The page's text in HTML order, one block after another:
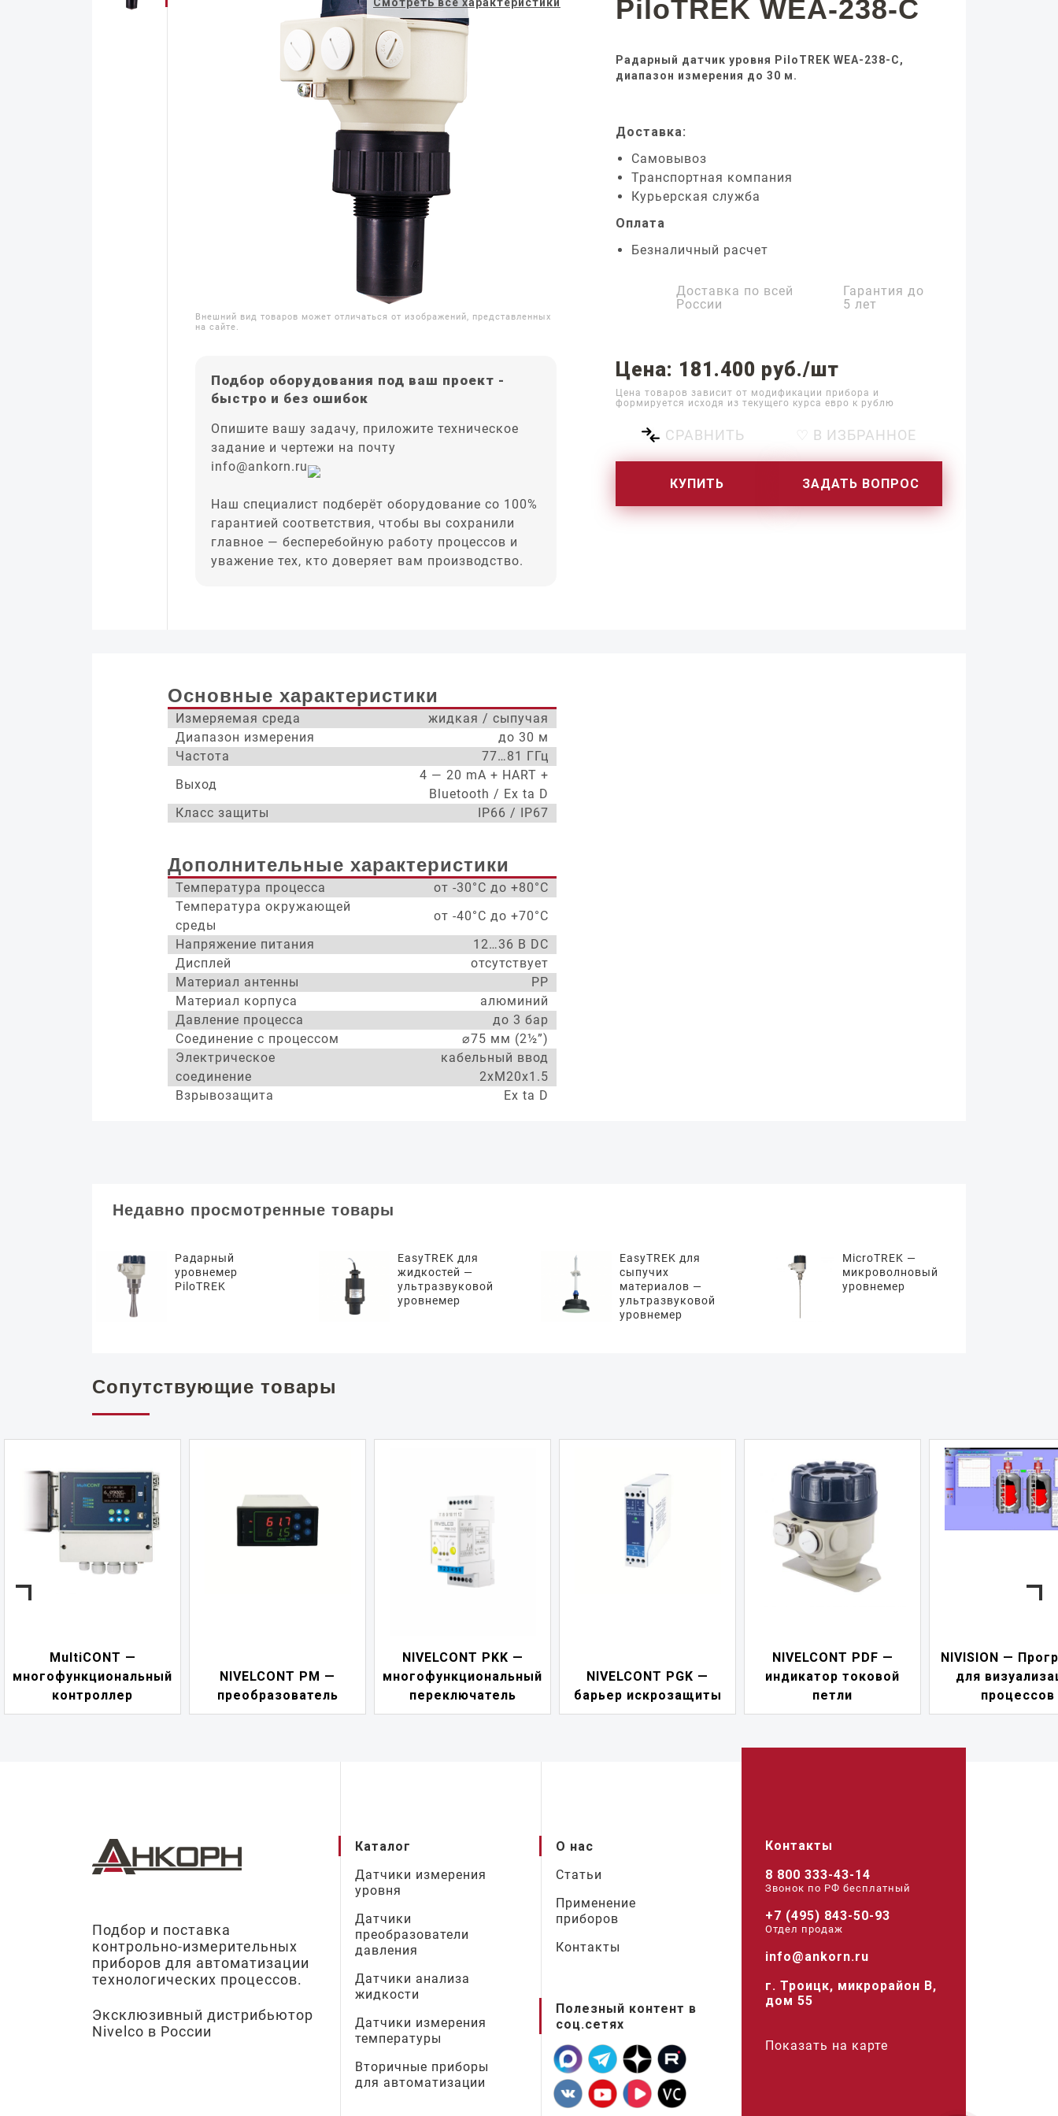
Внешний вид товаров может отличаться от изображений, представленных
на сайте.
Подбор оборудования под ваш проект -
быстро и без ошибок
Опишите вашу задачу, приложите техническое
задание и чертежи на почту
info@ankorn.ru
Наш специалист подберёт оборудование со 100%
гарантией соответствия, чтобы вы сохранили
главное — бесперебойную работу процессов и
уважение тех, кто доверяет вам производство.
PiloTREK WEA-238-C
Радарный датчик уровня PiloTREK WEA-238-C,
диапазон измерения до 30 м.
Доставка:
Самовывоз
Транспортная компания
Курьерская служба
Оплата
Безналичный расчет
Доставка по всей
России
Гарантия до
5 лет
Цена: 181.400 руб./шт
Цена товаров зависит от модификации прибора и
формируется исходя из текущего курса евро к рублю
СРАВНИТЬ ♡ В ИЗБРАННОЕ
КУПИТЬ ЗАДАТЬ ВОПРОС
Основные характеристики
Измеряемая среда
жидкая / сыпучая
Диапазон измерения
до 30 м
Частота
77…81 ГГц
Выход
4 — 20 mA + HART +
Bluetooth / Ex ta D
Класс защиты
IP66 / IP67
Дополнительные характеристики
Температура процесса
от -30°С до +80°С
Температура окружающей
среды
от -40°С до +70°С
Напряжение питания
12…36 В DC
Дисплей
отсутствует
Материал антенны
PP
Материал корпуса
алюминий
Давление процесса
до 3 бар
Соединение с процессом
⌀75 мм (2½”)
Электрическое
соединение
кабельный ввод
2xM20x1.5
Взрывозащита
Ex ta D
Недавно просмотренные товары
Радарный
уровнемер
PiloTREK
EasyTREK для
жидкостей —
ультразвуковой
уровнемер
EasyTREK для
сыпучих
материалов —
ультразвуковой
уровнемер
MicroTREK —
микроволновый
уровнемер
Сопутствующие товары
MultiCONT —
многофункциональный
контроллер
NIVELCONT PM —
преобразователь
NIVELCONT PKK —
многофункциональный
переключатель
NIVELCONT PGK —
барьер искрозащиты
NIVELCONT PDF —
индикатор токовой
петли
NIVISION —
для
процессов
Подбор и поставка
контрольно-измерительных
приборов для автоматизации
технологических процессов.
Эксклюзивный дистрибьютор
Nivelco в России
Каталог
Датчики измерения
уровня
Датчики
преобразователи
давления
Датчики анализа
жидкости
Датчики измерения
температуры
Вторичные приборы
для автоматизации
О нас
Статьи
Применение
приборов
Контакты
Полезный контент в
соц.сетях
Контакты
8 800 333-43-14
Звонок по РФ беcплатный
+7 (495) 843-50-93
Отдел продаж
info@ankorn.ru
г. Троицк, микрорайон В,
дом 55
Показать на карте